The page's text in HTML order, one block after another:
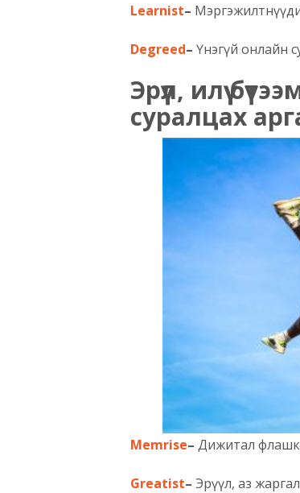
Learnist–
Degreed– Үнэгүй онлайн
Эрүүл, илүү
суралцах
Memrise– Дижитал
Greatist– Эрүүл, аз